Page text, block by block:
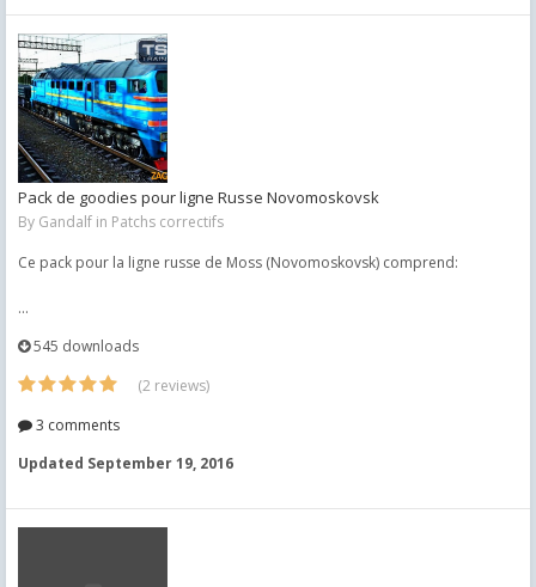
Pack de goodies pour ligne Russe Novomoskovsk
By Gandalf in Patchs correctifs
Ce pack pour la ligne russe de Moss (Novomoskovsk) comprend:
...
545 downloads
(2 reviews)
3 comments
Updated September 19, 2016